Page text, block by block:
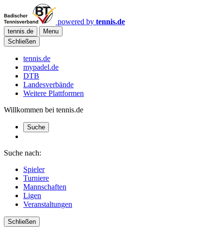
powered by tennis.de
tennis.de
Menu
Schließen
tennis.de
mypadel.de
DTB
Landesverbände
Weitere Plattformen
Willkommen bei tennis.de
Suche
Suche nach:
Spieler
Turniere
Mannschaften
Ligen
Veranstaltungen
Schließen